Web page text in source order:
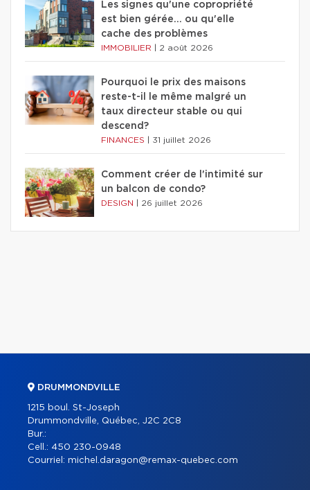
Les signes qu'une copropriété
est bien gérée… ou qu'elle
cache des problèmes
IMMOBILIER 2 août 2026
Pourquoi le prix des maisons
reste-t-il le même malgré un
taux directeur stable ou qui
descend?
FINANCES 31 juillet 2026
Comment créer de l'intimité sur
un balcon de condo?
DESIGN 26 juillet 2026
DRUMMONDVILLE
1215 boul. St-Joseph
Drummondville, Québec, J2C 2C8
Bur.:
Cell.: 450 230-0948
Courriel: michel.daragon@remax-quebec.com